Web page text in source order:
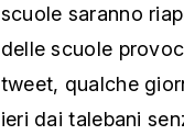
scuole saranno
delle scuole
tweet, qualche
ieri dai talebani